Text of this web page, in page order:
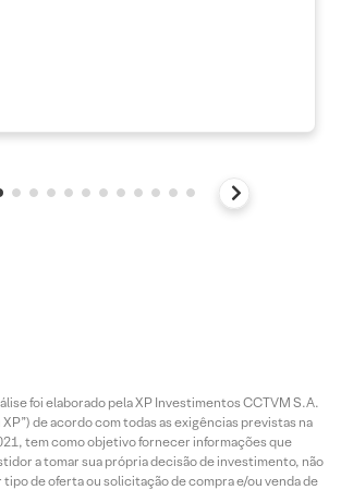
foi elaborado pela XP Investimentos CCTVM S.A.
de acordo com todas as exigências previstas na
tem como objetivo fornecer informações que
a tomar sua própria decisão de investimento, não
de oferta ou solicitação de compra e/ou venda de